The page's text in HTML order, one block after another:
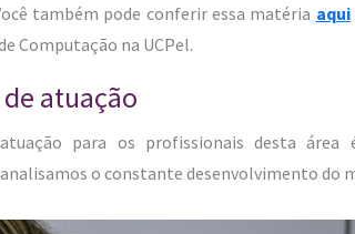
também pode conferir essa matéria aqui
Computação na UCPel.
atuação
para os profissionais desta área
o constante desenvolvimento do